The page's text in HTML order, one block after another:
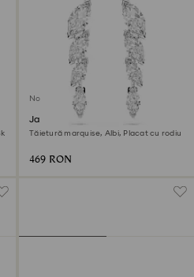
Nou
Jachete cercei Mesmera
Tăietură marquise, Albi, Placat cu rodiu
469 RON